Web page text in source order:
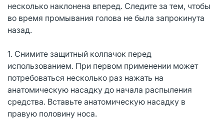
несколько наклонена вперед. Следите за тем, чтобы
во время промывания голова не была запрокинута
назад.
1. Снимите защитный колпачок перед
использованием. При первом применении может
потребоваться несколько раз нажать на
анатомическую насадку до начала распыления
средства. Вставьте анатомическую насадку в
правую половину носа.